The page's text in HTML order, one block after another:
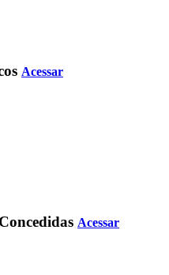
Acessar
Acessar